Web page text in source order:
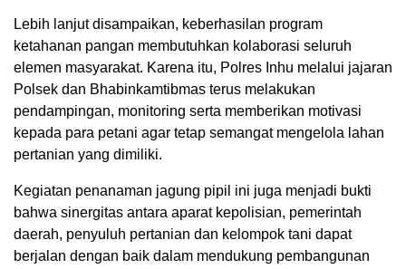
Lebih lanjut disampaikan, keberhasilan program
ketahanan pangan membutuhkan kolaborasi seluruh
elemen masyarakat. Karena itu, Polres Inhu melalui jajaran
Polsek dan Bhabinkamtibmas terus melakukan
pendampingan, monitoring serta memberikan motivasi
kepada para petani agar tetap semangat mengelola lahan
pertanian yang dimiliki.
Kegiatan penanaman jagung pipil ini juga menjadi bukti
bahwa sinergitas antara aparat kepolisian, pemerintah
daerah, penyuluh pertanian dan kelompok tani dapat
berjalan dengan baik dalam mendukung pembangunan